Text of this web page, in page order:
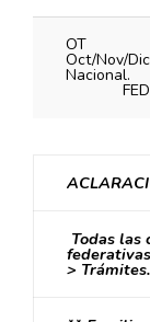
OT
Oct/Nov/
Nacional.
Todas
> Trámites.